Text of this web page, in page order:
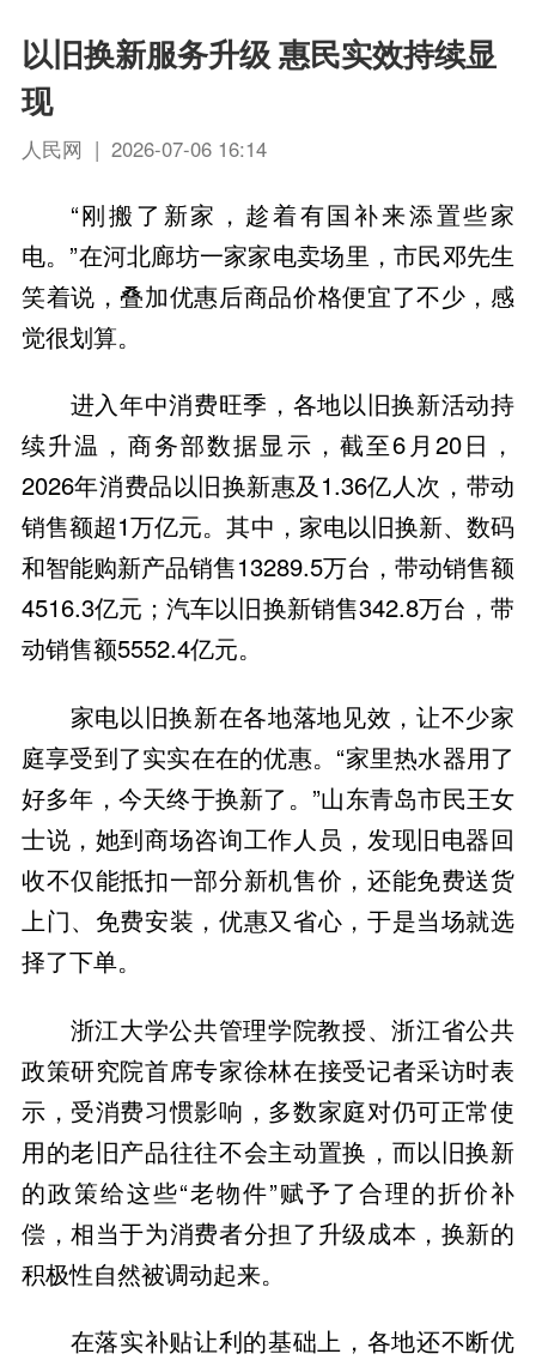
以旧换新服务升级 惠民实效持续显
现
人民网 | 2026-07-06 16:14
“刚搬了新家，趁着有国补来添置些家
电。”在河北廊坊一家家电卖场里，市民邓先生
笑着说，叠加优惠后商品价格便宜了不少，感
觉很划算。
进入年中消费旺季，各地以旧换新活动持
续升温，商务部数据显示，截至6月20日，
2026年消费品以旧换新惠及1.36亿人次，带动
销售额超1万亿元。其中，家电以旧换新、数码
和智能购新产品销售13289.5万台，带动销售额
4516.3亿元；汽车以旧换新销售342.8万台，带
动销售额5552.4亿元。
家电以旧换新在各地落地见效，让不少家
庭享受到了实实在在的优惠。“家里热水器用了
好多年，今天终于换新了。”山东青岛市民王女
士说，她到商场咨询工作人员，发现旧电器回
收不仅能抵扣一部分新机售价，还能免费送货
上门、免费安装，优惠又省心，于是当场就选
择了下单。
浙江大学公共管理学院教授、浙江省公共
政策研究院首席专家徐林在接受记者采访时表
示，受消费习惯影响，多数家庭对仍可正常使
用的老旧产品往往不会主动置换，而以旧换新
的政策给这些“老物件”赋予了合理的折价补
偿，相当于为消费者分担了升级成本，换新的
积极性自然被调动起来。
在落实补贴让利的基础上，各地还不断优